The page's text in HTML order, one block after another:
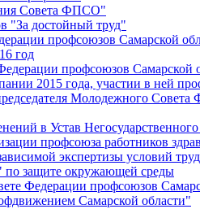
Совета ФПСО"
"За достойный труд"
профсоюзов Самарской
год
профсоюзов Самарской
2015 года, участии в ней
Молодежного
в Устав
профсоюза работников
экспертизы условий
защите окружающей среды
Федерации профсоюзов
Самарской области"